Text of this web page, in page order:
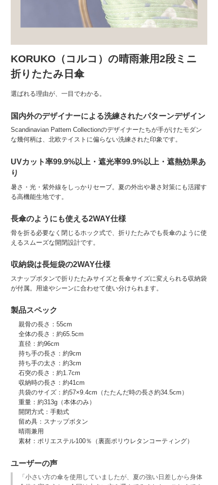
KORUKO（コルコ）の晴雨兼用2段ミニ
折りたたみ日傘
選ばれる理由が、一目でわかる。
国内外のデザイナーによる洗練されたパターンデザイン
Scandinavian Pattern Collectionのデザイナーたちが手がけたモダン
な幾何柄は、北欧テイストに偏らない洗練された印象です。
UVカット率99.9%以上・遮光率99.9%以上・遮熱効果あ
り
暑さ・光・紫外線をしっかりセーブ。夏の外出や暑さ対策にも活躍す
る高機能生地です。
長傘のようにも使える2WAY仕様
骨を折る必要なく閉じるホック式で、折りたたみでも長傘のように使
えるスムーズな開閉設計です。
収納袋は長短袋の2WAY仕様
スナップボタンで折りたたみサイズと長傘サイズに変えられる収納袋
が付属。用途やシーンに合わせて使い分けられます。
製品スペック
親骨の長さ：55cm
全体の長さ：約65.5cm
直径：約96cm
持ち手の長さ：約9cm
持ち手の太さ：約3cm
石突の長さ：約1.7cm
収納時の長さ：約41cm
共袋のサイズ：約57×9.4cm（たたんだ時の長さ約34.5cm）
重量：約313g（本体のみ）
開閉方式：手動式
留め具：スナップボタン
晴雨兼用
素材：ポリエステル100％（裏面ポリウレタンコーティング）
ユーザーの声
「小さい方の傘を使用していましたが、夏の強い日差しから身体